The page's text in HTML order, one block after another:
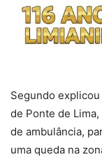
Segundo
de Ponte de
de ambulância,
uma queda na